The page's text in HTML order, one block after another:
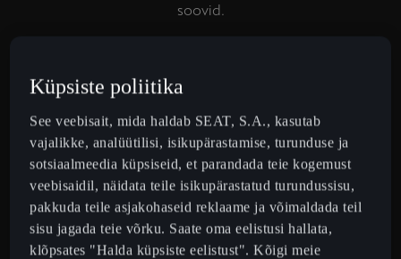
soovid.
KAKS CUPRA TAVASCANI VERSIOONI
Küpsiste poliitika
See veebisait, mida haldab SEAT, S.A., kasutab
vajalikke, analüütilisi, isikupärastamise, turunduse ja
sotsiaalmeedia küpsiseid, et parandada teie kogemust
veebisaidil, näidata teile isikupärastatud turundussisu,
pakkuda teile asjakohaseid reklaame ja võimaldada teil
sisu jagada teie võrku. Saate oma eelistusi hallata,
klõpsates "Halda küpsiste eelistust". Kõigi meie